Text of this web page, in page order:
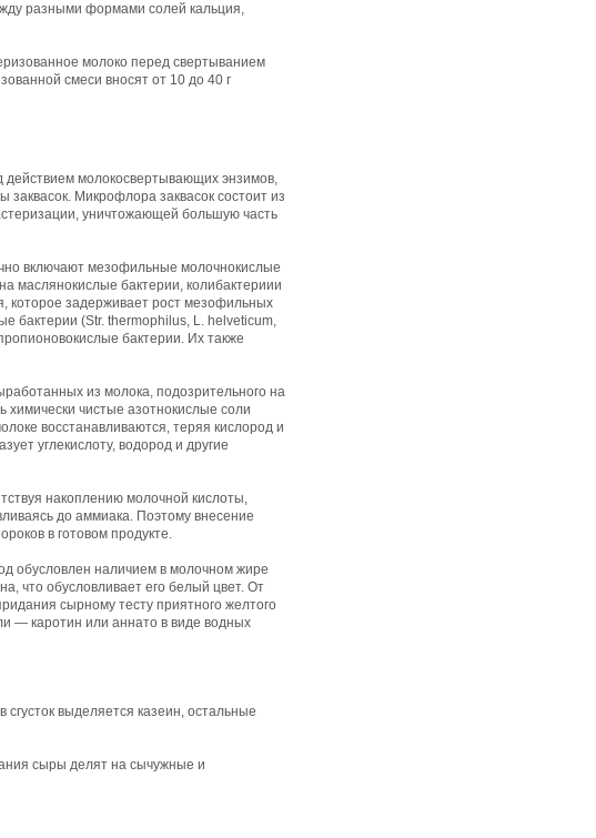
разными формами солей кальция,
молоко перед свертыванием
смеси вносят от 10 до 40 г
действием молокосвертывающих энзимов,
Микрофлора заквасок состоит из
уничтожающей большую часть
включают мезофильные молочнокислые
маслянокислые бактерии, колибактериии
которое задерживает рост мезофильных
бактерии (Str. thermophilus, L. helveticum,
бактерии. Их также
из молока, подозрительного на
чистые азотнокислые соли
восстанавливаются, теряя кислород и
углекислоту, водород и другие
накоплению молочной кислоты,
до аммиака. Поэтому внесение
в готовом продукте.
обусловлен наличием в молочном жире
что обусловливает его белый цвет. От
сырному тесту приятного желтого
— каротин или аннато в виде водных
выделяется казеин, остальные
сыры делят на сычужные и